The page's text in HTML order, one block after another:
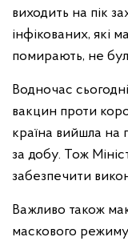
виходить на пік
інфікованих, які
помирають, не
Водночас сьогодні
вакцин проти
країна вийшла на
за добу. Тож
забезпечити
Важливо також
маскового